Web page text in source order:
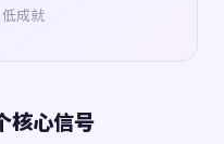
成就
核心信号